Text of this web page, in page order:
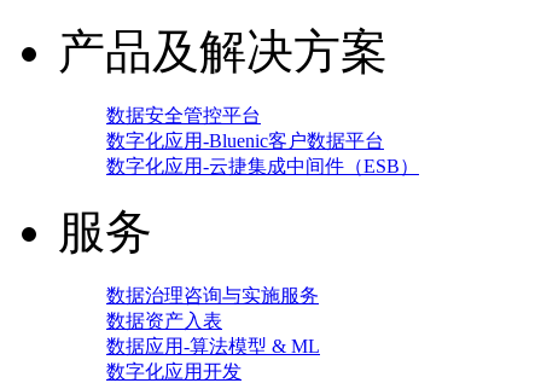
产品及解决方案
数据安全管控平台
数字化应用-Bluenic客户数据平台
数字化应用-云捷集成中间件（ESB）
服务
数据治理咨询与实施服务
数据资产入表
数据应用-算法模型 & ML
数字化应用开发